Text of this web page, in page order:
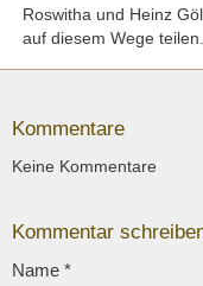
Roswitha und Heinz
auf diesem Wege teilen.
Kommentare
Keine Kommentare
Kommentar
Name *